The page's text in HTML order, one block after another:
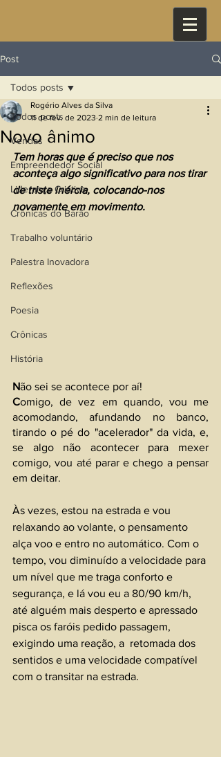
Post
Todos posts
Vendas
Empreendedor Social
Liderança Criativa
Crônicas do Barão
Trabalho voluntário
Palestra Inovadora
Reflexões
Poesia
Crônicas
História
Todos posts
Novo ânimo
Rogério Alves da Silva
11 de fev. de 2023 2 min de leitura
Tem horas que é preciso que nos
aconteça algo significativo para nos tirar
de triste inércia, colocando-nos
novamente em movimento.
Não sei se acontece por aí!
Comigo, de vez em quando, vou me
acomodando, afundando no banco,
tirando o pé do "acelerador" da vida, e,
se algo não acontecer para mexer
comigo, vou até parar e chego a pensar
em deitar.
Às vezes, estou na estrada e vou
relaxando ao volante, o pensamento
alça voo e entro no automático. Com o
tempo, vou diminuído a velocidade para
um nível que me traga conforto e
segurança, e lá vou eu a 80/90 km/h,
até alguém mais desperto e apressado
pisca os faróis pedido passagem,
exigindo uma reação, a  retomada dos
sentidos e uma velocidade compatível
com o transitar na estrada.